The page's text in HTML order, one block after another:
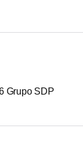
Grupo SDP